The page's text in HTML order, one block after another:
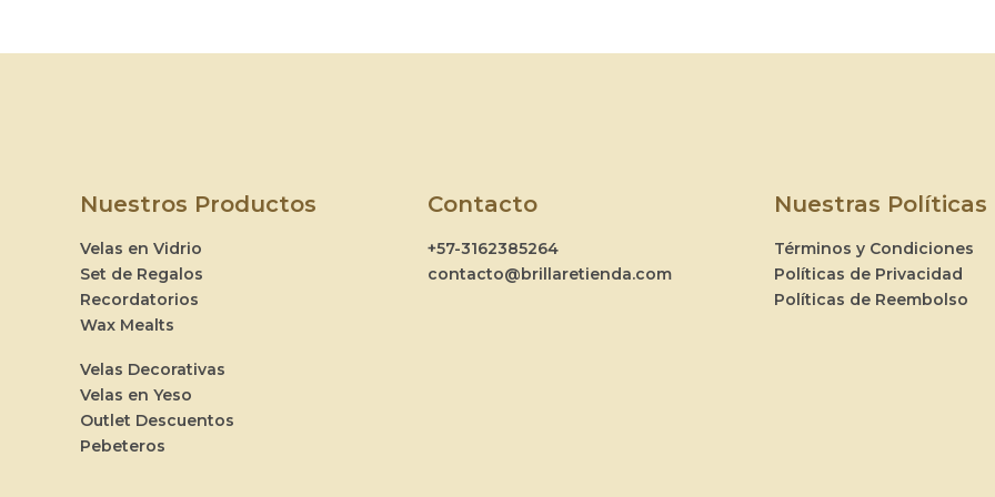
Nuestros Productos
Velas en Vidrio
Set de Regalos
Recordatorios
Wax Mealts
Velas Decorativas
Velas en Yeso
Outlet Descuentos
Pebeteros
Contacto
+57-3162385264
contacto@brillaretienda.com
Nuestras Políticas
Términos y Condiciones
Políticas de Privacidad
Políticas de Reembolso